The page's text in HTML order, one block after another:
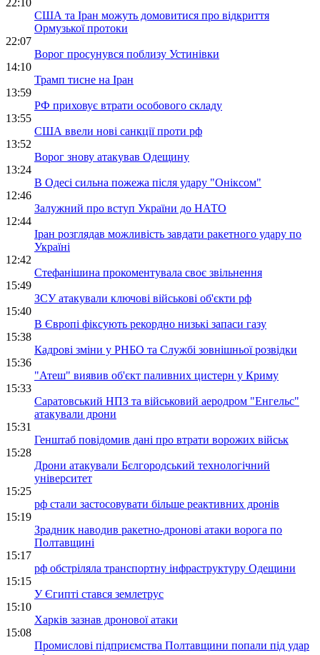
22:10
США та Іран можуть домовитися про відкриття
Ормузької протоки
22:07
Ворог просунувся поблизу Устинівки
14:10
Трамп тисне на Іран
13:59
РФ приховує втрати особового складу
13:55
США ввели нові санкції проти рф
13:52
Ворог знову атакував Одещину
13:24
В Одесі сильна пожежа після удару "Оніксом"
12:46
Залужний про вступ України до НАТО
12:44
Іран розглядав можливість завдати ракетного удару по
Україні
12:42
Стефанішина прокоментувала своє звільнення
15:49
ЗСУ атакували ключові військові об'єкти рф
15:40
В Європі фіксують рекордно низькі запаси газу
15:38
Кадрові зміни у РНБО та Службі зовнішньої розвідки
15:36
"Атеш" виявив об'єкт паливних цистерн у Криму
15:33
Саратовський НПЗ та військовий аеродром "Енгельс"
атакували дрони
15:31
Генштаб повідомив дані про втрати ворожих військ
15:28
Дрони атакували Бєлгородський технологічний
університет
15:25
рф стали застосовувати більше реактивних дронів
15:19
Зрадник наводив ракетно-дронові атаки ворога по
Полтавщині
15:17
рф обстріляла транспортну інфраструктуру Одещини
15:15
У Єгипті стався землетрус
15:10
Харків зазнав дронової атаки
15:08
Промислові підприємства Полтавщини попали під удар